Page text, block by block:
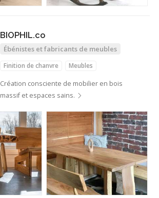
BIOPHIL.co
Ébénistes et fabricants de meubles
Finition de chanvre Meubles
Création consciente de mobilier en bois
massif et espaces sains.